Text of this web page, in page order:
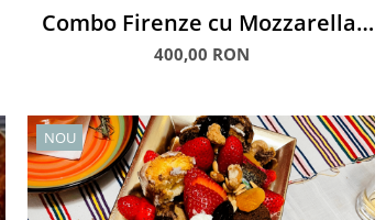
Combo Firenze cu Mozzarella,
Checuri & Căpșuni glasate
400,00 RON
NOU